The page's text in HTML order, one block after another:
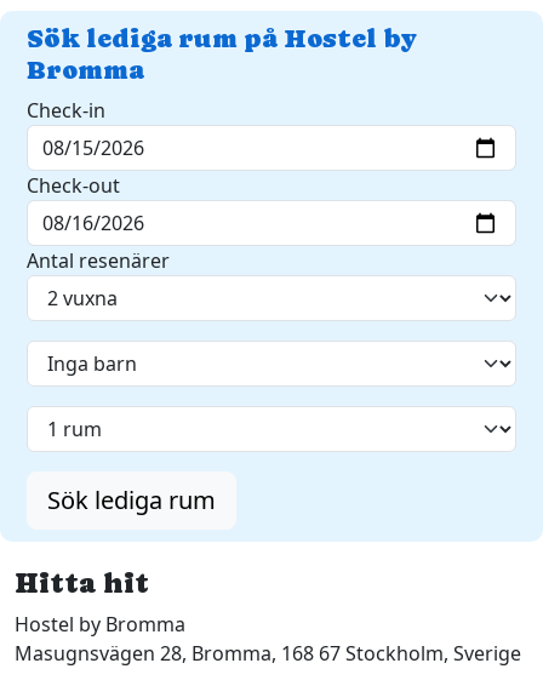
Sök lediga rum på Hostel by
Bromma
Check-in
Check-out
Antal resenärer
Sök lediga rum
Hitta hit
Hostel by Bromma
Masugnsvägen 28, Bromma, 168 67 Stockholm, Sverige